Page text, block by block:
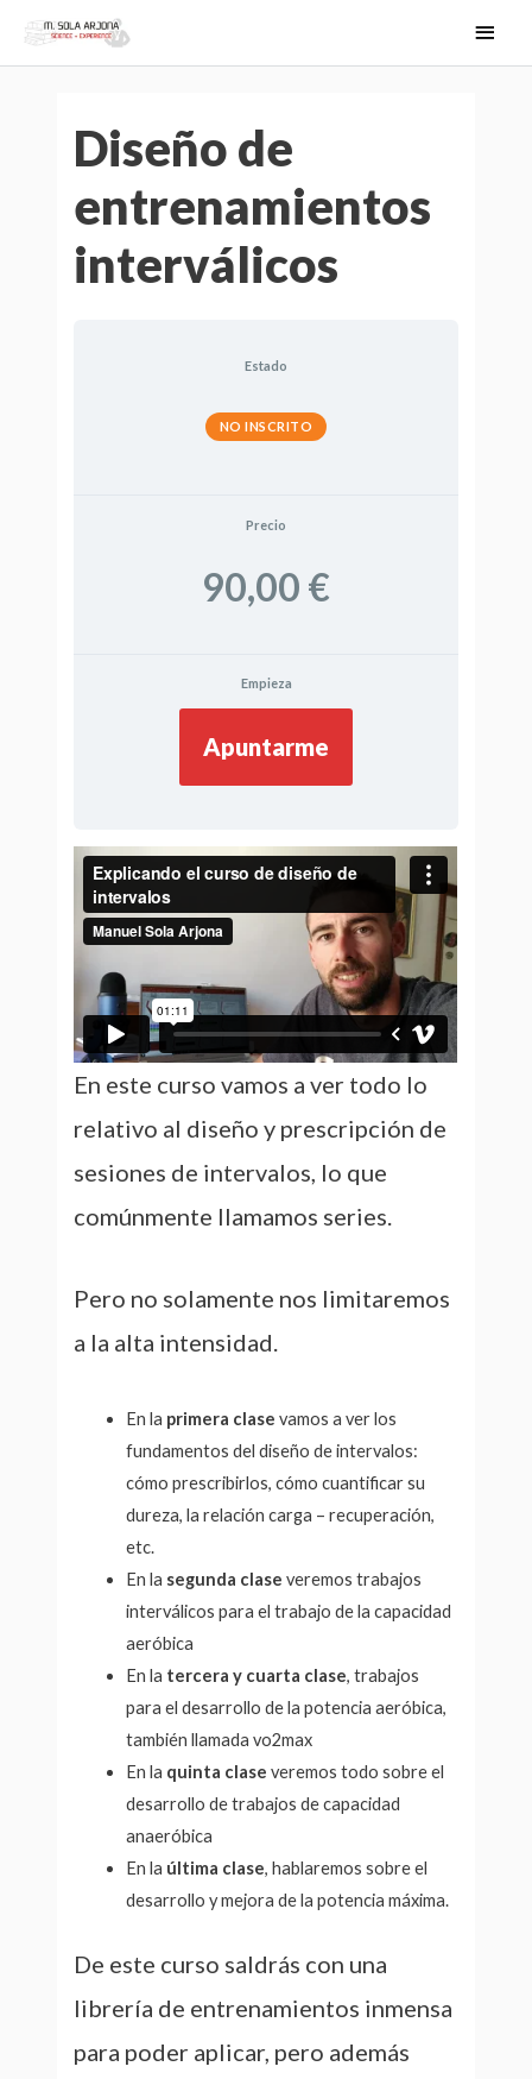
Diseño de
entrenamientos
interválicos
Estado
NO INSCRITO
Precio
90,00 €
Empieza
Apuntarme
En este curso vamos a ver todo lo
relativo al diseño y prescripción de
sesiones de intervalos, lo que
comúnmente llamamos series.
Pero no solamente nos limitaremos
a la alta intensidad.
En la primera clase vamos a ver los
fundamentos del diseño de intervalos:
cómo prescribirlos, cómo cuantificar su
dureza, la relación carga – recuperación,
etc.
En la segunda clase veremos trabajos
interválicos para el trabajo de la capacidad
aeróbica
En la tercera y cuarta clase, trabajos
para el desarrollo de la potencia aeróbica,
también llamada vo2max
En la quinta clase veremos todo sobre el
desarrollo de trabajos de capacidad
anaeróbica
En la última clase, hablaremos sobre el
desarrollo y mejora de la potencia máxima.
De este curso saldrás con una
librería de entrenamientos inmensa
para poder aplicar, pero además